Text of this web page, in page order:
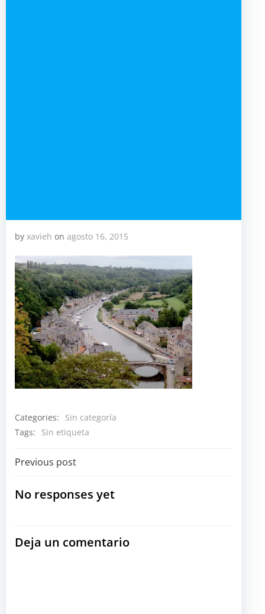
by xavieh on agosto 16, 2015
Categories:
Sin categoría
Tags:
Sin etiqueta
Navegación
por
entradas
Previous post
No responses yet
Deja un comentario